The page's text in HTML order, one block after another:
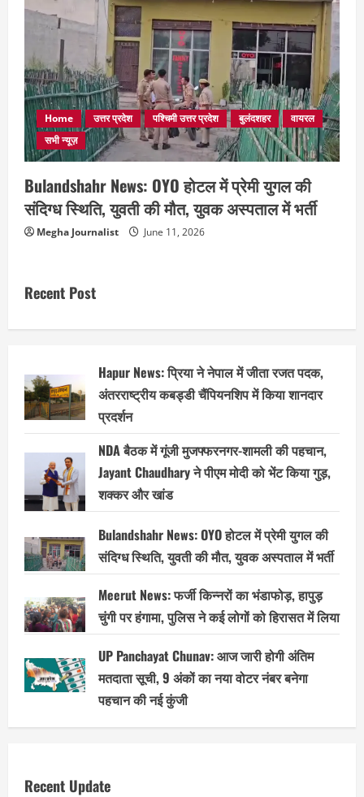
Home उत्तर प्रदेश पश्चिमी उत्तर प्रदेश बुलंदशहर
वायरल
सभी न्यूज़
Bulandshahr News: OYO होटल में प्रेमी युगल की
संदिग्ध स्थिति, युवती की मौत, युवक अस्पताल में भर्ती
Megha Journalist June 11, 2026
Recent Post
Hapur News: प्रिया ने नेपाल में जीता रजत पदक,
अंतरराष्ट्रीय कबड्डी चैंपियनशिप में किया शानदार
प्रदर्शन
NDA बैठक में गूंजी मुजफ्फरनगर-शामली की पहचान,
Jayant Chaudhary ने पीएम मोदी को भेंट किया गुड़,
शक्कर और खांड
Bulandshahr News: OYO होटल में प्रेमी युगल की
संदिग्ध स्थिति, युवती की मौत, युवक अस्पताल में भर्ती
Meerut News: फर्जी किन्नरों का भंडाफोड़, हापुड़
चुंगी पर हंगामा, पुलिस ने कई लोगों को हिरासत में लिया
UP Panchayat Chunav: आज जारी होगी अंतिम
मतदाता सूची, 9 अंकों का नया वोटर नंबर बनेगा
पहचान की नई कुंजी
Recent Update